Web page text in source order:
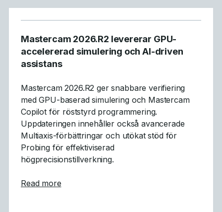
Mastercam 2026.R2 levererar GPU-
accelererad simulering och AI-driven
assistans
Mastercam 2026.R2 ger snabbare verifiering
med GPU-baserad simulering och Mastercam
Copilot för röststyrd programmering.
Uppdateringen innehåller också avancerade
Multiaxis-förbättringar och utökat stöd för
Probing för effektiviserad
högprecisionstillverkning.
Read moreabout Mastercam 2026.R2 levererar